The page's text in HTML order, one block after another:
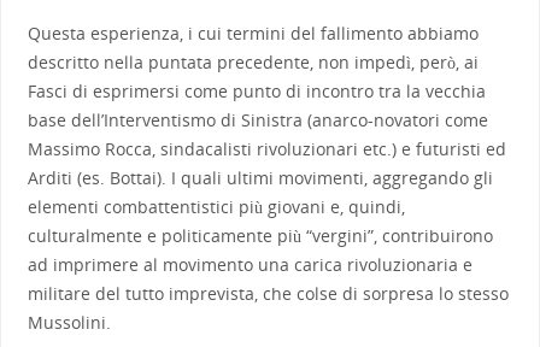
Questa esperienza, i cui termini del fallimento abbiamo
descritto nella puntata precedente, non impedì, però, ai
Fasci di esprimersi come punto di incontro tra la vecchia
base dell’Interventismo di Sinistra (anarco-novatori come
Massimo Rocca, sindacalisti rivoluzionari etc.) e futuristi ed
Arditi (es. Bottai). I quali ultimi movimenti, aggregando gli
elementi combattentistici più giovani e, quindi,
culturalmente e politicamente più “vergini”, contribuirono
ad imprimere al movimento una carica rivoluzionaria e
militare del tutto imprevista, che colse di sorpresa lo stesso
Mussolini.